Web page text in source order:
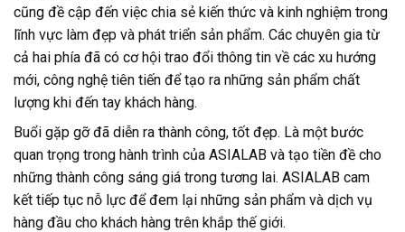
cũng đề cập đến việc chia sẻ kiến thức và kinh nghiệm trong
lĩnh vực làm đẹp và phát triển sản phẩm. Các chuyên gia từ
cả hai phía đã có cơ hội trao đổi thông tin về các xu hướng
mới, công nghệ tiên tiến để tạo ra những sản phẩm chất
lượng khi đến tay khách hàng.
Buổi gặp gỡ đã diễn ra thành công, tốt đẹp. Là một bước
quan trọng trong hành trình của ASIALAB và tạo tiền đề cho
những thành công sáng giá trong tương lai. ASIALAB cam
kết tiếp tục nỗ lực để đem lại những sản phẩm và dịch vụ
hàng đầu cho khách hàng trên khắp thế giới.